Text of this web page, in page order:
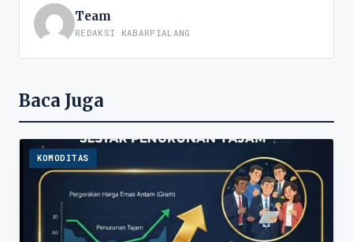
Team
REDAKSI KABARPIALANG
Baca Juga
KOMODITAS